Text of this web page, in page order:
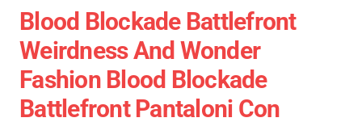
Blood Blockade Battlefront
Weirdness And Wonder
Fashion Blood Blockade
Battlefront Pantaloni Con